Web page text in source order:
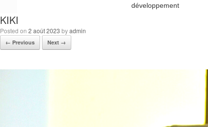
développement
KIKI
Posted on 2 août 2023 byadmin
← Previous Next →